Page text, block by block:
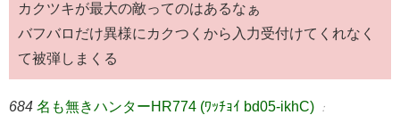
カクツキが最大の敵ってのはあるなぁ
バフバロだけ異様にカクつくから入力受付けてくれなく
て被弾しまくる
684 名も無きハンターHR774 (ﾜｯﾁｮｲ bd05-ikhC) ：